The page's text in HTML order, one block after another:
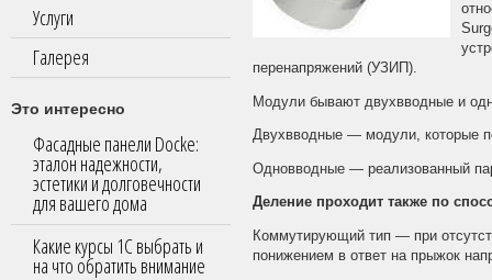
Услуги
Галерея
Это интересно
Фасадные панели Docke:
эталон надежности,
эстетики и долговечности
для вашего дома
Какие курсы 1С выбрать и
на что обратить внимание
перенапряжений (УЗИП).
Модули бывают двухвводные и
Двухвводные — модули, которые
Одновводные — реализованный
Деление проходит также по
Коммутирующий тип — при
понижением в ответ на прыжок